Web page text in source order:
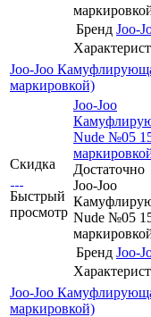
Бренд Joo-
Joo-Joo
маркировкой)
Скидка
Быстрый
просмотр
Joo-Joo
Nude №05
Достаточно
Joo-Joo
Nude №05
Бренд Joo-
Joo-Joo
маркировкой)